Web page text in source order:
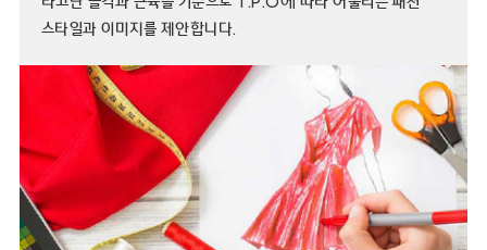
스타일과 이미지를 제안합니다.